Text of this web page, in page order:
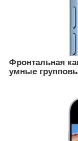
Фронтальная
умные